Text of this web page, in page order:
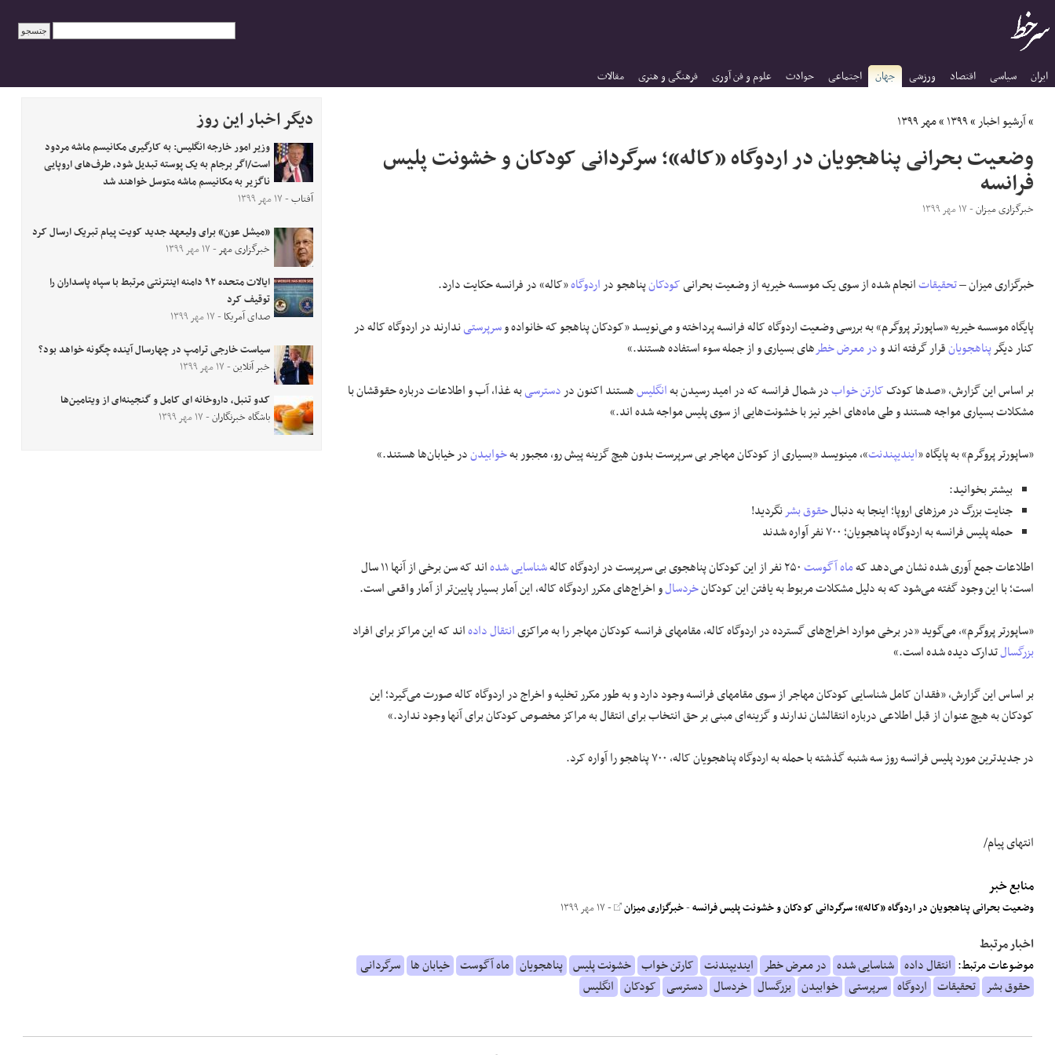
ایران سیاسی اقتصاد ورزشی جهان اجتماعی حوادث علوم و فن آوری فرهنگی و هنری مقالات
»آرشیو اخبار»۱۳۹۹»مهر ۱۳۹۹
وضعیت بحرانی پناهجویان در اردوگاه «کاله»؛ سرگردانی کودکان و خشونت پلیس
فرانسه
خبرگزاری میزان- ۱۷ مهر ۱۳۹۹
خبرگزاری میزان –تحقیقاتانجام شده از سوی یک موسسه خیریه از وضعیت بحرانیکودکانپناهجو دراردوگاه«کاله» در فرانسه حکایت دارد.
پایگاه موسسه خیریه «ساپورتر پروگرم» به بررسی وضعیت اردوگاه کالهفرانسهپرداخته و می‌نویسد «کودکان پناهجو که خانواده وسرپرستیندارند در اردوگاه کاله در
کنار دیگرپناهجویانقرار گرفته اند ودر معرض خطر‌های بسیاری و از جمله سوء استفاده هستند.»
بر اساس این گزارش، «صد‌ها کودککارتن خوابدر شمال فرانسه که در امید رسیدن بهانگلیسهستند اکنون دردسترسیبه غذا، آب و اطلاعات درباره حقوقشان با
مشکلات بسیاری مواجه هستند و طی ماه‌های اخیر نیز با خشونت‌هایی از سوی پلیس مواجه شده اند.»
«ساپورتر پروگرم» به پایگاه «ایندیپندنت»، می‎نویسد «بسیاری از کودکان مهاجر بی سرپرست بدون هیچ گزینه پیش رو، مجبور به خوابیدندر خیابان‌ها هستند.»
بیشتر بخوانید:
جنایت بزرگ در مرز‌های اروپا؛ اینجا به دنبالحقوق بشرنگردید!
حمله پلیس فرانسه به اردوگاه پناهجویان؛ ۷۰۰ نفر آواره شدند
اطلاعات جمع آوری شده نشان می‌دهد کهماه آگوست۲۵۰ نفر از این کودکان پناهجوی بی سرپرست در اردوگاه کاله شناسایی شده
اند که سن برخی از آنها ۱۱ سال
است؛ با این وجود گفته می‌شود که به دلیل مشکلات مربوط به یافتن این کودکانخردسالو اخراج‌های مکرر اردوگاه کاله، این آمار بسیار پایین‌تر از آمار واقعی است.
«ساپورتر پروگرم»، می‌گوید «در برخی موارد اخراج‌های گسترده در اردوگاه کاله، مقام‎های فرانسه کودکان مهاجر را به مراکزی انتقال دادهاند که این مراکز برای افراد
بزرگسالتدارک دیده شده است.»
بر اساس این گزارش، «فقدان کامل شناسایی کودکان مهاجر از سوی مقام‎های فرانسه وجود دارد و به طور مکرر تخلیه و اخراج در اردوگاه کاله صورت می‌گیرد؛ این
کودکان به هیچ عنوان از قبل اطلاعی درباره انتقالشان ندارند و گزینه‌ای مبنی بر حق انتخاب برای انتقال به مراکز مخصوص کودکان برای آنها وجود ندارد.»
در جدیدترین مورد پلیس فرانسه روز سه شنبه گذشته با حمله به اردوگاه پناهجویان کاله، ۷۰۰ پناهجو را آواره کرد.
انتهای پیام/
منابع خبر
وضعیت بحرانی پناهجویان در اردوگاه «کاله»؛ سرگردانی کودکان و خشونت پلیس فرانسه-خبرگزاری میزان - ۱۷ مهر ۱۳۹۹
اخبار مرتبط
موضوعات مرتبط: انتقال داده شناسایی شده در معرض خطر ایندیپندنت کارتن خواب خشونت پلیس پناهجویان ماه آگوست خیابان ها سرگردانی
حقوق بشر تحقیقات اردوگاه سرپرستی خوابیدن بزرگسال خردسال دسترسی کودکان انگلیس
دیگر اخبار این روز
وزیر امور خارجه انگلیس: به کارگیری مکانیسم ماشه مردود
است/اگر برجام به یک پوسته تبدیل شود، طرف‌های اروپایی
ناگزیر به مکانیسم ماشه متوسل خواهند شد
آفتاب- ۱۷ مهر ۱۳۹۹
«میشل عون» برای ولیعهد جدید کویت پیام تبریک ارسال کرد
خبرگزاری مهر- ۱۷ مهر ۱۳۹۹
ایالات متحده ۹۲ دامنه اینترنتی مرتبط با سپاه پاسداران را
توقیف کرد
صدای آمریکا - ۱۷ مهر ۱۳۹۹
سیاست خارجی ترامپ در چهارسال آینده چگونه خواهد بود؟
خبر آنلاین- ۱۷ مهر ۱۳۹۹
کدو تنبل، داروخانه ای کامل و گنجینه‌ای از ویتامین‌ها
باشگاه خبرنگاران- ۱۷ مهر ۱۳۹۹